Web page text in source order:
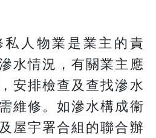
人物業是業主的責
水情況，有關業主應
安排檢查及查找滲水
維修。如滲水構成衞
屋宇署合組的聯合辦